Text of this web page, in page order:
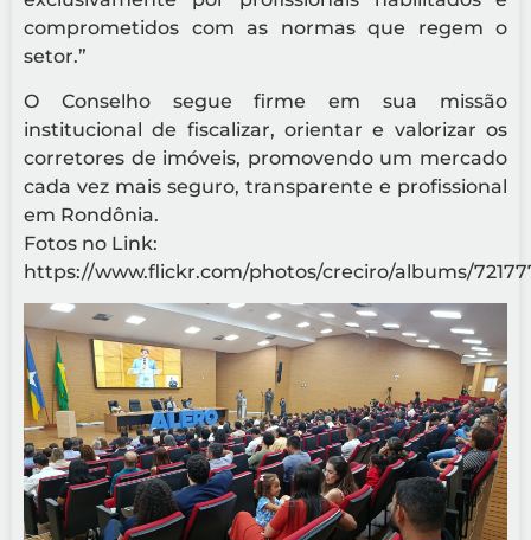
comprometidos com as normas que regem o
setor.”
O Conselho segue firme em sua missão
institucional de fiscalizar, orientar e valorizar os
corretores de imóveis, promovendo um mercado
cada vez mais seguro, transparente e profissional
em Rondônia.
Fotos no Link:
https://www.flickr.com/photos/creciro/albums/